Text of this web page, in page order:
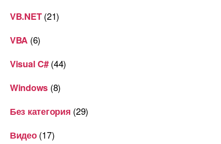
VB.NET(21)
VBA (6)
Visual C#(44)
Windows (8)
Без категория (29)
Видео(17)